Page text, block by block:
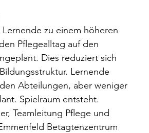
zu einem höheren
Pflegealltag auf den
Dies reduziert sich
Lernende
Abteilungen, aber weniger
Spielraum entsteht.
Teamleitung Pflege und
Betagtenzentrum